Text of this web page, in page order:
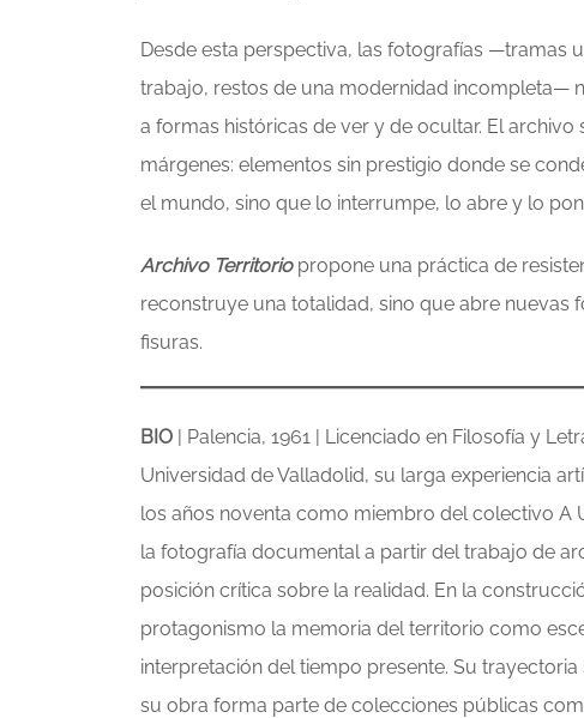
Desde esta perspectiva, las fotografías —tramas
trabajo, restos de una modernidad incompleta—
a formas históricas de ver y de ocultar. El
márgenes: elementos sin prestigio donde se
el mundo, sino que lo interrumpe, lo abre y lo
Archivo Territoriopropone una práctica de
reconstruye una totalidad, sino que abre nuevas
fisuras.
BIO | Palencia, 1961 | Licenciado en Filosofía y
Universidad de Valladolid, su larga experiencia
los años noventa como miembro del colectivo A
la fotografía documental a partir del trabajo de
posición crítica sobre la realidad. En la
protagonismo la memoria del territorio como
interpretación del tiempo presente. Su
su obra forma parte de colecciones públicas